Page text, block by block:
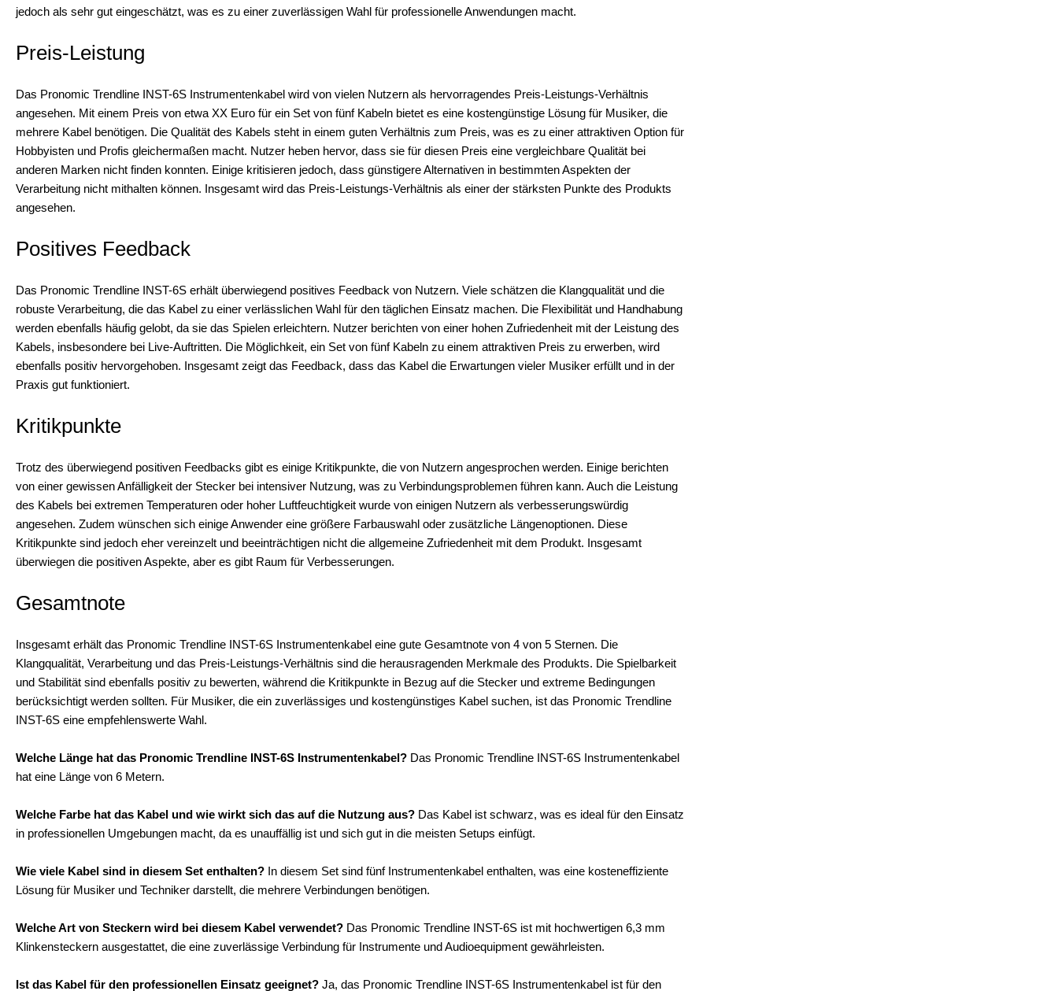
jedoch als sehr gut eingeschätzt, was es zu einer zuverlässigen Wahl für professionelle Anwendungen macht.
Preis-Leistung
Das Pronomic Trendline INST-6S Instrumentenkabel wird von vielen Nutzern als hervorragendes Preis-Leistungs-Verhältnis
angesehen. Mit einem Preis von etwa XX Euro für ein Set von fünf Kabeln bietet es eine kostengünstige Lösung für Musiker, die
mehrere Kabel benötigen. Die Qualität des Kabels steht in einem guten Verhältnis zum Preis, was es zu einer attraktiven Option für
Hobbyisten und Profis gleichermaßen macht. Nutzer heben hervor, dass sie für diesen Preis eine vergleichbare Qualität bei
anderen Marken nicht finden konnten. Einige kritisieren jedoch, dass günstigere Alternativen in bestimmten Aspekten der
Verarbeitung nicht mithalten können. Insgesamt wird das Preis-Leistungs-Verhältnis als einer der stärksten Punkte des Produkts
angesehen.
Positives Feedback
Das Pronomic Trendline INST-6S erhält überwiegend positives Feedback von Nutzern. Viele schätzen die Klangqualität und die
robuste Verarbeitung, die das Kabel zu einer verlässlichen Wahl für den täglichen Einsatz machen. Die Flexibilität und Handhabung
werden ebenfalls häufig gelobt, da sie das Spielen erleichtern. Nutzer berichten von einer hohen Zufriedenheit mit der Leistung des
Kabels, insbesondere bei Live-Auftritten. Die Möglichkeit, ein Set von fünf Kabeln zu einem attraktiven Preis zu erwerben, wird
ebenfalls positiv hervorgehoben. Insgesamt zeigt das Feedback, dass das Kabel die Erwartungen vieler Musiker erfüllt und in der
Praxis gut funktioniert.
Kritikpunkte
Trotz des überwiegend positiven Feedbacks gibt es einige Kritikpunkte, die von Nutzern angesprochen werden. Einige berichten
von einer gewissen Anfälligkeit der Stecker bei intensiver Nutzung, was zu Verbindungsproblemen führen kann. Auch die Leistung
des Kabels bei extremen Temperaturen oder hoher Luftfeuchtigkeit wurde von einigen Nutzern als verbesserungswürdig
angesehen. Zudem wünschen sich einige Anwender eine größere Farbauswahl oder zusätzliche Längenoptionen. Diese
Kritikpunkte sind jedoch eher vereinzelt und beeinträchtigen nicht die allgemeine Zufriedenheit mit dem Produkt. Insgesamt
überwiegen die positiven Aspekte, aber es gibt Raum für Verbesserungen.
Gesamtnote
Insgesamt erhält das Pronomic Trendline INST-6S Instrumentenkabel eine gute Gesamtnote von 4 von 5 Sternen. Die
Klangqualität, Verarbeitung und das Preis-Leistungs-Verhältnis sind die herausragenden Merkmale des Produkts. Die Spielbarkeit
und Stabilität sind ebenfalls positiv zu bewerten, während die Kritikpunkte in Bezug auf die Stecker und extreme Bedingungen
berücksichtigt werden sollten. Für Musiker, die ein zuverlässiges und kostengünstiges Kabel suchen, ist das Pronomic Trendline
INST-6S eine empfehlenswerte Wahl.
Welche Länge hat das Pronomic Trendline INST-6S Instrumentenkabel? Das Pronomic Trendline INST-6S Instrumentenkabel
hat eine Länge von 6 Metern.
Welche Farbe hat das Kabel und wie wirkt sich das auf die Nutzung aus? Das Kabel ist schwarz, was es ideal für den Einsatz
in professionellen Umgebungen macht, da es unauffällig ist und sich gut in die meisten Setups einfügt.
Wie viele Kabel sind in diesem Set enthalten? In diesem Set sind fünf Instrumentenkabel enthalten, was eine kosteneffiziente
Lösung für Musiker und Techniker darstellt, die mehrere Verbindungen benötigen.
Welche Art von Steckern wird bei diesem Kabel verwendet? Das Pronomic Trendline INST-6S ist mit hochwertigen 6,3 mm
Klinkensteckern ausgestattet, die eine zuverlässige Verbindung für Instrumente und Audioequipment gewährleisten.
Ist das Kabel für den professionellen Einsatz geeignet? Ja, das Pronomic Trendline INST-6S Instrumentenkabel ist für den